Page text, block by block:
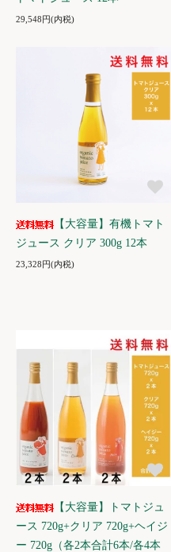
29,548円(内税)
【大容量】有機トマト
ジュース クリア 300g 12本
23,328円(内税)
【大容量】トマトジュ
ース 720g+クリア 720g+ヘイジ
ー 720g（各2本合計6本/各4本